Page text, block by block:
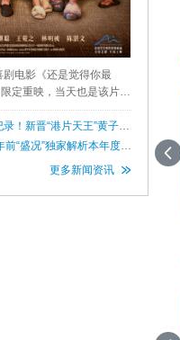
电影《还是觉得你最
定重映，当天也是该片公
影片发布重映定档海报及
你最好》讲述了大哥前女
！新晋“港片天王”黄子华
“盛况”独家解析本年度四
更多新闻资讯